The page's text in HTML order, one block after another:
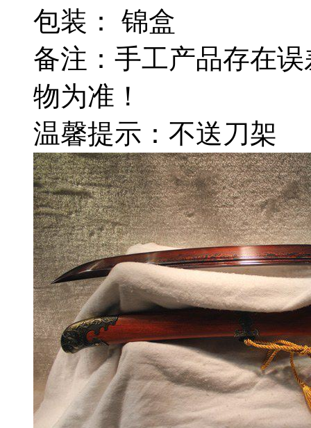
包装： 锦盒
备注：手工产品存在
物为准！
温馨提示：不送刀架